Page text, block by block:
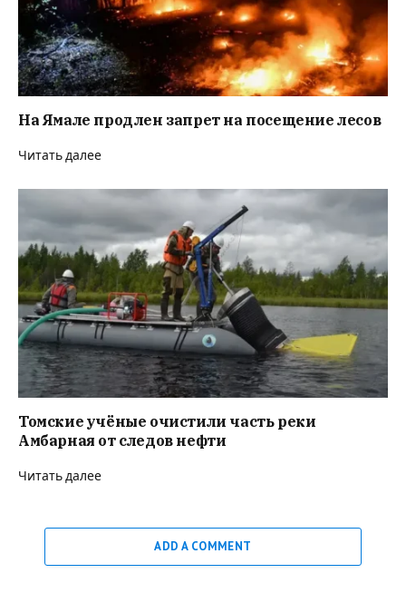
На Ямале продлен запрет на посещение лесов
Читать далее
Томские учёные очистили часть реки
Амбарная от следов нефти
Читать далее
ADD A COMMENT